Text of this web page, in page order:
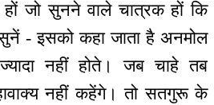
जो सुनने वाले चात्रक हों कि
- इसको कहा जाता है अनमोल
ज्यादा नहीं होते। जब चाहे तब
नहीं कहेंगे। तो सतगुरू के